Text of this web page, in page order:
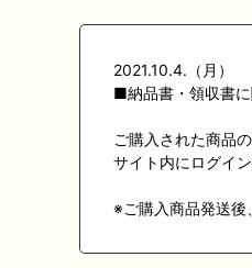
2021.10.4.（月）
■納品書・領収書
ご購入された商品
サイト内にログイ
※ご購入商品発送後